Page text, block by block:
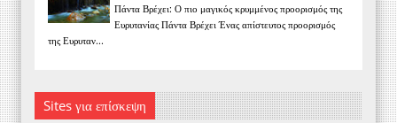
Πάντα Βρέχει: Ο πιο μαγικός κρυμμένος προορισμός της
Ευρυτανίας Πάντα Βρέχει Ένας απίστευτος προορισμός
της Ευρυταν...
Sites για επίσκεψη